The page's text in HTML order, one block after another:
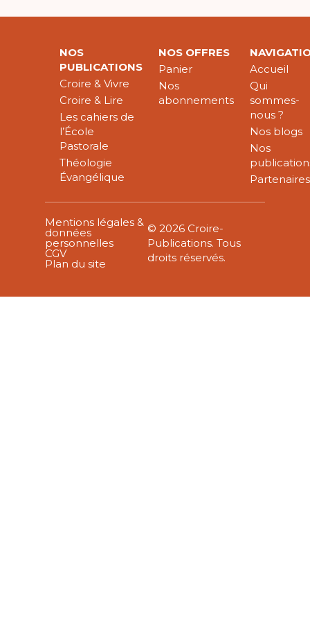
NOS
PUBLICATIONS
Croire & Vivre
Croire & Lire
Les cahiers de
l’École
Pastorale
Théologie
Évangélique
NOS OFFRES
Panier
Nos
abonnements
Accueil
Qui
sommes-
nous ?
Nos blogs
Nos
Partenaires
Mentions légales &
données
personnelles
CGV
Plan du site
© 2026 Croire-
Publications. Tous
droits réservés.